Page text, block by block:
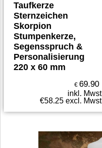
Taufkerze
Sternzeichen
Skorpion
Stumpenkerze,
Segensspruch &
Personalisierung
220 x 60 mm
€ 69.90
inkl. Mwst
€58.25 excl. Mwst